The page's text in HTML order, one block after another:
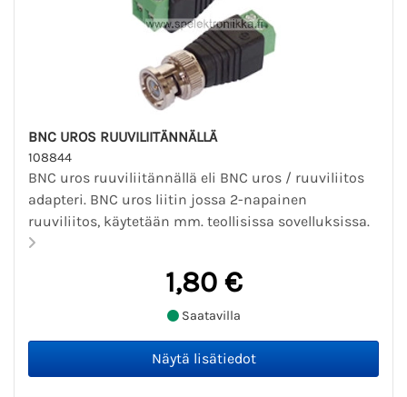
BNC UROS RUUVILIITÄNNÄLLÄ
108844
BNC uros ruuviliitännällä eli BNC uros / ruuviliitos
adapteri. BNC uros liitin jossa 2-napainen
ruuviliitos, käytetään mm. teollisissa sovelluksissa.
1,80 €
Saatavilla